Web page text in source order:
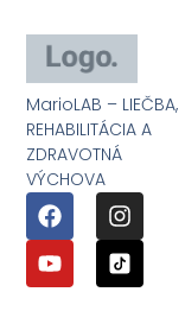
MarioLAB – LIEČBA,
REHABILITÁCIA A
ZDRAVOTNÁ
VÝCHOVA